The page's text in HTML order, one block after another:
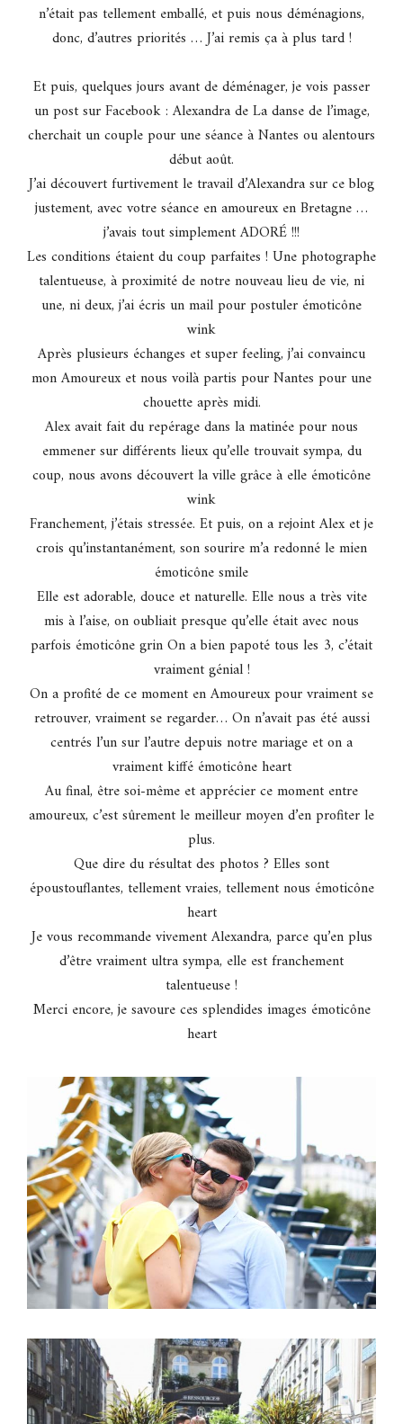
n’était pas tellement emballé, et puis nous déménagions,
donc, d’autres priorités … J’ai remis ça à plus tard !
Et puis, quelques jours avant de déménager, je vois passer
un post sur Facebook : Alexandra de La danse de l’image,
cherchait un couple pour une séance à Nantes ou alentours
début août.
J’ai découvert furtivement le travail d’Alexandra sur ce blog
justement, avec votre séance en amoureux en Bretagne …
j’avais tout simplement ADORÉ !!!
Les conditions étaient du coup parfaites ! Une photographe
talentueuse, à proximité de notre nouveau lieu de vie, ni
une, ni deux, j’ai écris un mail pour postuler émoticône
wink
Après plusieurs échanges et super feeling, j’ai convaincu
mon Amoureux et nous voilà partis pour Nantes pour une
chouette après midi.
Alex avait fait du repérage dans la matinée pour nous
emmener sur différents lieux qu’elle trouvait sympa, du
coup, nous avons découvert la ville grâce à elle émoticône
wink
Franchement, j’étais stressée. Et puis, on a rejoint Alex et je
crois qu’instantanément, son sourire m’a redonné le mien
émoticône smile
Elle est adorable, douce et naturelle. Elle nous a très vite
mis à l’aise, on oubliait presque qu’elle était avec nous
parfois émoticône grinOn a bien papoté tous les 3, c’était
vraiment génial !
On a profité de ce moment en Amoureux pour vraiment se
retrouver, vraiment se regarder… On n’avait pas été aussi
centrés l’un sur l’autre depuis notre mariage et on a
vraiment kiffé émoticône heart
Au final, être soi-même et apprécier ce moment entre
amoureux, c’est sûrement le meilleur moyen d’en profiter le
plus.
Que dire du résultat des photos ? Elles sont
époustouflantes, tellement vraies, tellement nous émoticône
heart
Je vous recommande vivement Alexandra, parce qu’en plus
d’être vraiment ultra sympa, elle est franchement
talentueuse !
Merci encore, je savoure ces splendides images émoticône
heart